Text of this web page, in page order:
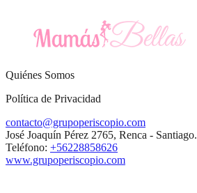
Quiénes Somos
Política de Privacidad
contacto@grupoperiscopio.com
José Joaquín Pérez 2765, Renca - Santiago.
Teléfono: +56228858626
www.grupoperiscopio.com